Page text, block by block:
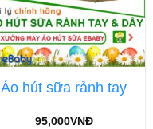
Áo hút sữa rảnh tay
95,000VNĐ